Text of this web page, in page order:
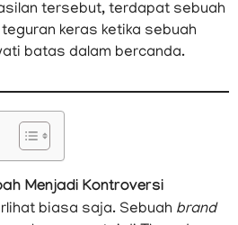
tersebut, terdapat sebuah
keras ketika sebuah
batas dalam bercanda.
Menjadi Kontroversi
biasa saja. Sebuah brand